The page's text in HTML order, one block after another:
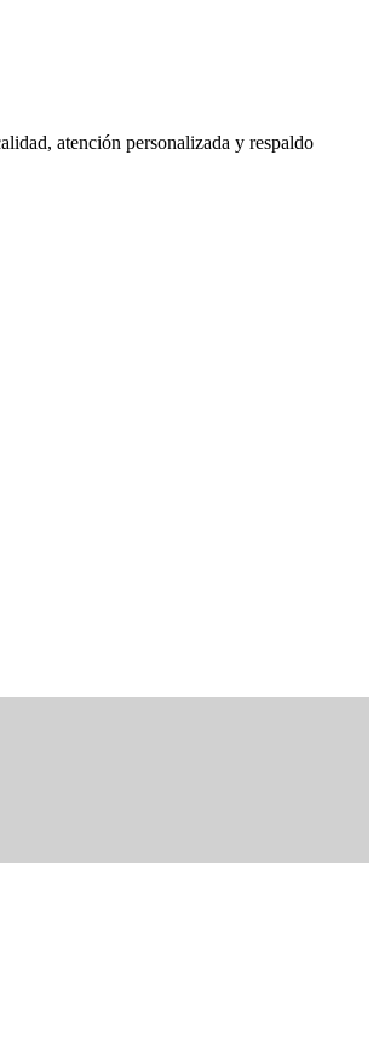
atención personalizada y respaldo